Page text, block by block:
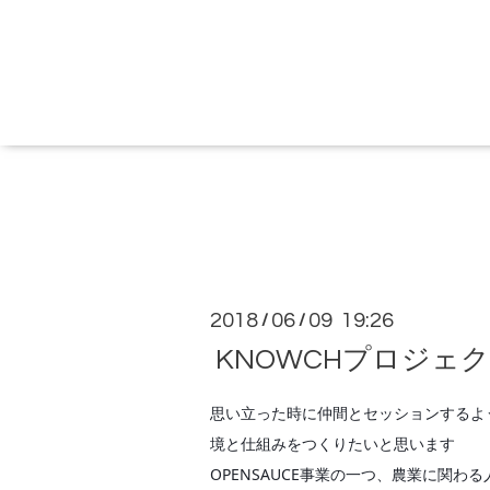
2018 / 06 / 09 19:26
KNOWCHプロジェ
思い立った時に仲間とセッションする
境と仕組みをつくりたいと思います
OPENSAUCE事業の一つ、農業に関わ